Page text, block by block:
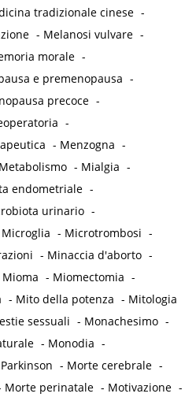
tradizionale cinese -
- Melanosi vulvare -
morale -
e premenopausa -
precoce -
-
- Menzogna -
Metabolismo - Mialgia -
endometriale -
urinario -
Microglia - Microtrombosi -
- Minaccia d'aborto -
Mioma - Miomectomia -
- Mito della potenza - Mitologia
sessuali - Monachesimo -
- Monodia -
- Morte cerebrale -
Morte perinatale - Motivazione -